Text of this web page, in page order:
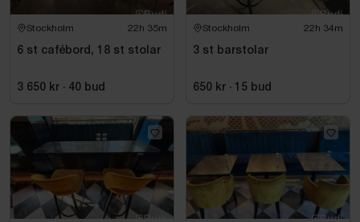
Stockholm 22h 35m
6 st cafébord, 18 st stolar
3 650 kr · 40 bud
Stockholm 22h 34m
3 st barstolar
650 kr · 15 bud